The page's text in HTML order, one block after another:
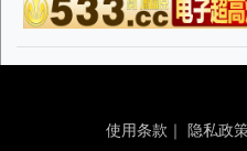
使用条款 ｜ 隐私政